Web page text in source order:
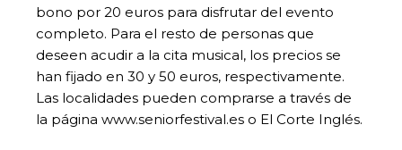
bono por 20 euros para disfrutar del evento
completo. Para el resto de personas que
deseen acudir a la cita musical, los precios se
han fijado en 30 y 50 euros, respectivamente.
Las localidades pueden comprarse a través de
la página www.seniorfestival.es o El Corte Inglés.